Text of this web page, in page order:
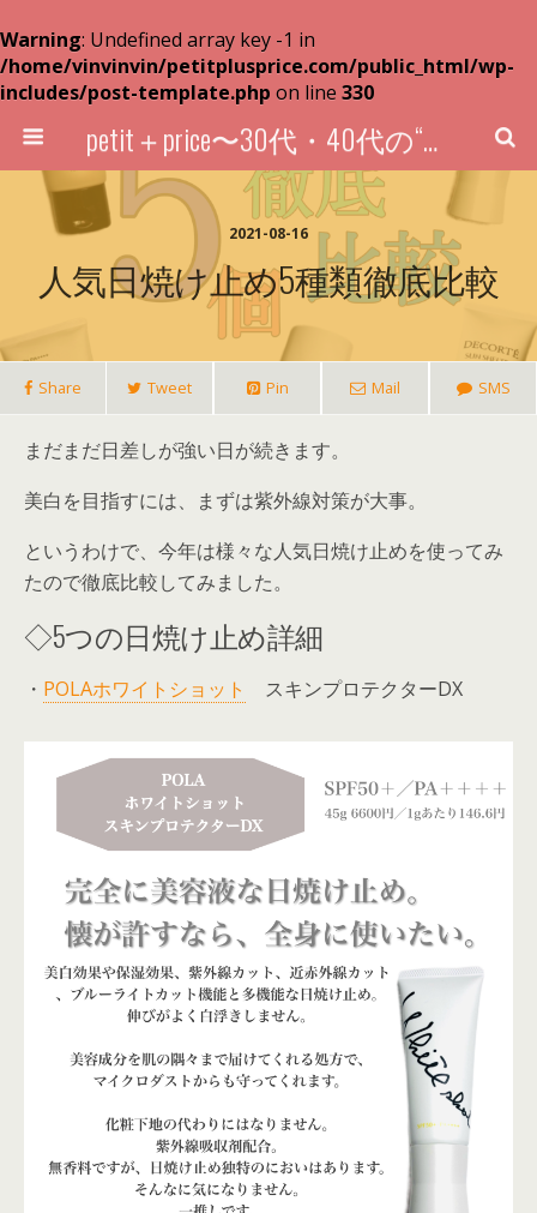
Warning: Undefined array key -1 in
/home/vinvinvin/petitplusprice.com/public_html/wp-
includes/post-template.php on line 330
petit＋price〜30代・40代の“超プチプラ”買い物術〜
2021-08-16
人気日焼け止め5種類徹底比較
Share Tweet Pin Mail SMS
まだまだ日差しが強い日が続きます。
美白を目指すには、まずは紫外線対策が大事。
というわけで、今年は様々な人気日焼け止めを使ってみ
たので徹底比較してみました。
◇5つの日焼け止め詳細
・ POLAホワイトショット スキンプロテクターDX